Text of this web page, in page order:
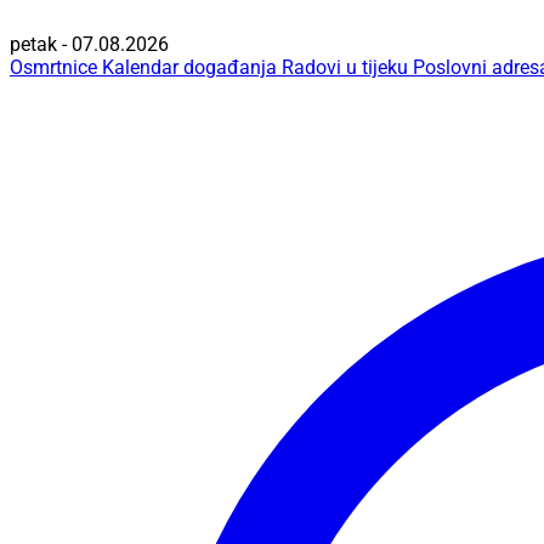
petak - 07.08.2026
Osmrtnice Kalendar događanja Radovi u tijeku Poslovni